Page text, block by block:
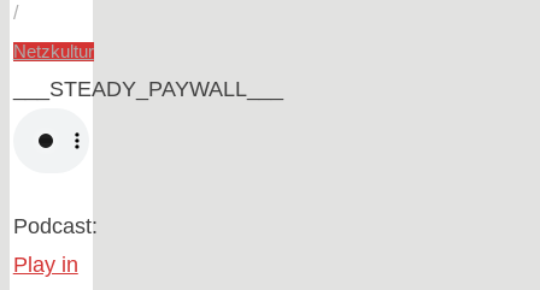
/
Netzkultur
___STEADY_PAYWALL___
Podcast:
Play in